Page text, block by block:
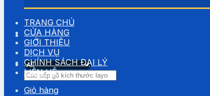
Tìm
kiếm:
TRANG CHỦ
CỬA HÀNG
GIỚI THIỆU
DỊCH VỤ
CHÍNH SÁCH ĐẠI LÝ
LIÊN HỆ
Giỏ hàng